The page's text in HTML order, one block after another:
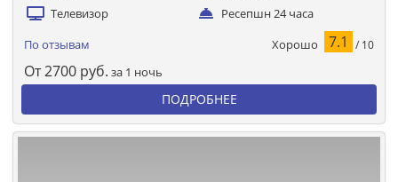
Телевизор
Ресепшн 24 часа
По отзывам Хорошо 7.1 / 10
От2700 руб. за 1 ночь
ПОДРОБНЕЕ